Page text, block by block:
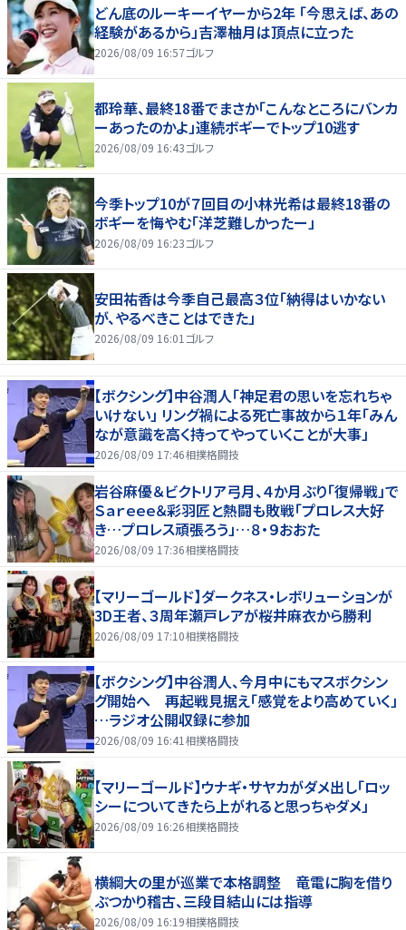
どん底のルーキーイヤーから2年 「今思えば、あの
経験があるから」吉澤柚月は頂点に立った
2026/08/09 16:57ゴルフ
都玲華、最終18番でまさか「こんなところにバンカ
ーあったのかよ」連続ボギーでトップ10逃す
2026/08/09 16:43ゴルフ
今季トップ10が７回目の小林光希は最終18番の
ボギーを悔やむ「洋芝難しかったー」
2026/08/09 16:23ゴルフ
安田祐香は今季自己最高３位「納得はいかない
が、やるべきことはできた」
2026/08/09 16:01 ゴルフ
【ボクシング】中谷潤人「神足君の思いを忘れちゃ
いけない」 リング禍による死亡事故から１年「みん
なが意識を高く持ってやっていくことが大事」
2026/08/09 17:46相撲格闘技
岩谷麻優＆ビクトリア弓月、４か月ぶり「復帰戦」で
Ｓａｒｅｅｅ＆彩羽匠と熱闘も敗戦「プロレス大好
き…プロレス頑張ろう」…８・９おおた
2026/08/09 17:36相撲格闘技
【マリーゴールド】ダークネス・レボリューションが
3D王者、３周年瀬戸レアが桜井麻衣から勝利
2026/08/09 17:10相撲格闘技
【ボクシング】中谷潤人、今月中にもマスボクシン
グ開始へ 再起戦見据え「感覚をより高めていく」
…ラジオ公開収録に参加
2026/08/09 16:41 相撲格闘技
【マリーゴールド】ウナギ・サヤカがダメ出し「ロッ
シーについてきたら上がれると思っちゃダメ」
2026/08/09 16:26相撲格闘技
横綱大の里が巡業で本格調整 竜電に胸を借り
ぶつかり稽古、三段目結山には指導
2026/08/09 16:19相撲格闘技